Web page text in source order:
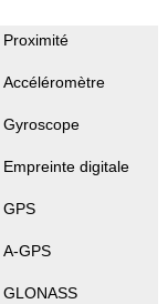
Proximité
Accéléromètre
Gyroscope
Empreinte digitale
GPS
A-GPS
GLONASS